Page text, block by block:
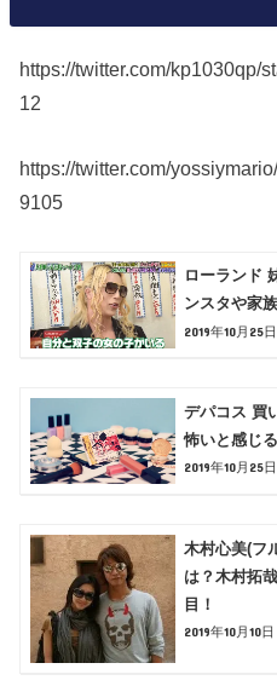
https://twitter.com/kp1030qp/
12
https://twitter.com/
9105
ローランド
ンスタや家
2019年10月25日
デパコス 買
怖いと感じ
2019年10月25日
木村心美(フ
は？木村拓
目！
2019年10月10日